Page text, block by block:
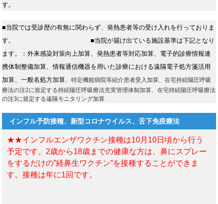
す。
■当院では受診歴の有無に関わらず、発熱患者等の受け入れを行っておりま
す。
■当院が届け出ている施設基準は下記となり
ます。：外来感染対策向上加算、発熱患者等対応加算、電子的診療情報連
携体制整備加算、情報通信機器を用いた診療における遠隔電子処方箋活用
加算、一般名処方加算 、特定機能病院等紹介患者受入加算、在宅持続陽圧呼吸
療法の注2に規定する持続陽圧呼吸療法充実管理体制加算、在宅持続陽圧呼吸療法
の注3に規定する遠隔モニタリング加算
インフル予防接種、新型コロナウイルス、舌下免疫療法
★★インフルエンザワクチン接種は10月10日頃から行う
予定です。2歳から18歳までの健康な方は、鼻にスプレー
をするだけの”経鼻生ワクチン”を接種することができま
す。接種は年に1回です。